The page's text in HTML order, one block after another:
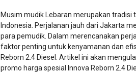
Musim mudik Lebaran merupakan
Indonesia. Perjalanan jauh dari Jakarta
para pemudik. Dalam merencanakan
faktor penting untuk kenyamanan dan
Reborn 2.4 Diesel. Artikel ini akan
promo harga spesial Innova Reborn 2.4